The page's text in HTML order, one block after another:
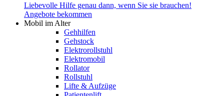
Liebevolle Hilfe genau dann, wenn Sie sie brauchen!
Angebote bekommen
Mobil im Alter
Gehhilfen
Gehstock
Elektrorollstuhl
Elektromobil
Rollator
Rollstuhl
Lifte & Aufzüge